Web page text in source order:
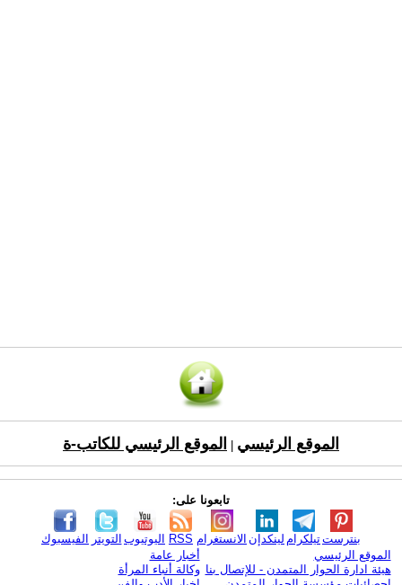
الموقع الرئيسي الموقع الرئيسي للكاتب-ة
تابعونا على:
الفيسبوك التويتر اليوتيوب RSS الانستغرام لينكدإن تيلكرامبنترست
الموقع الرئيسي
هيئة ادارة الحوار المتمدن - للإتصال بنا
أخبار عامة
وكالة أنباء المرأة